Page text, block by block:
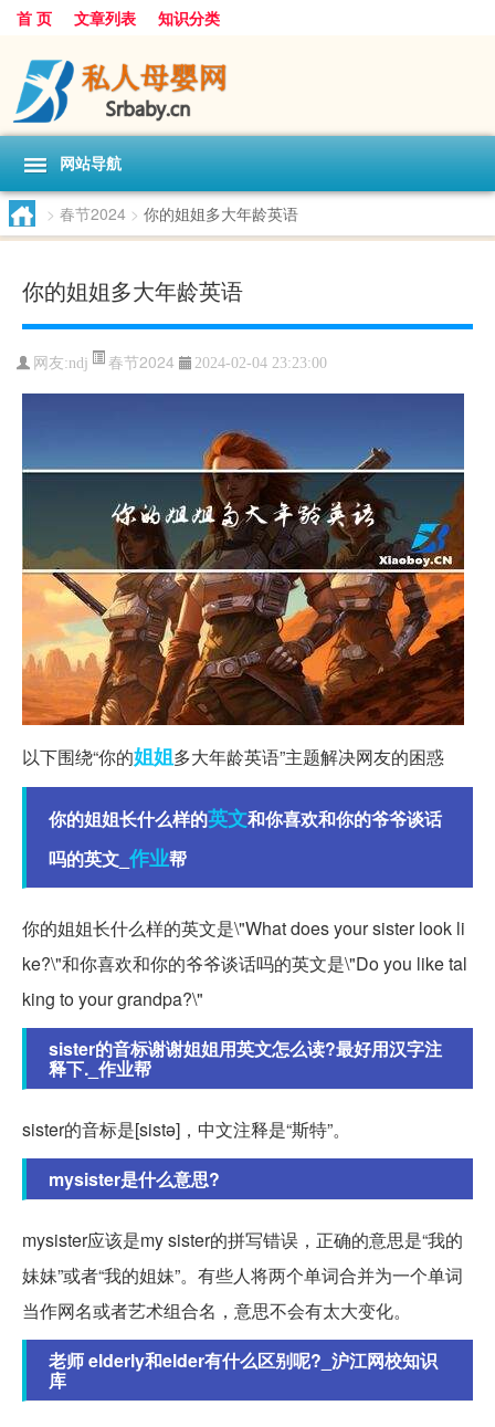
首 页 文章列表 知识分类
网站导航
> 春节2024 > 你的姐姐多大年龄英语
你的姐姐多大年龄英语
网友:ndj 春节2024 2024-02-04 23:23:00
以下围绕“你的姐姐多大年龄英语”主题解决网友的困惑
你的姐姐长什么样的英文和你喜欢和你的爷爷谈话
吗的英文_ 作业帮
你的姐姐长什么样的英文是\"What does your sister look li
ke?\"和你喜欢和你的爷爷谈话吗的英文是\"Do you like tal
king to your grandpa?\"
sister的音标谢谢姐姐用英文怎么读?最好用汉字注
释下._作业帮
sister的音标是[sistə]，中文注释是“斯特”。
mysister是什么意思?
mysister应该是my sister的拼写错误，正确的意思是“我的
妹妹”或者“我的姐妹”。有些人将两个单词合并为一个单词
当作网名或者艺术组合名，意思不会有太大变化。
老师 elderly和elder有什么区别呢?_沪江网校知识
库